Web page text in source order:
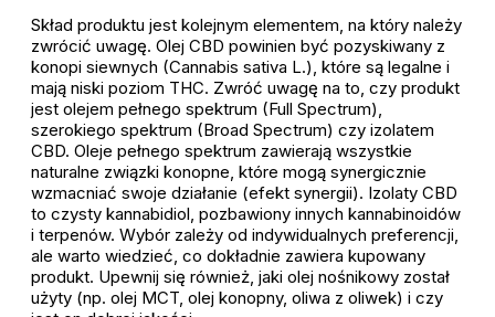
Skład produktu jest kolejnym elementem, na który należy
zwrócić uwagę. Olej CBD powinien być pozyskiwany z
konopi siewnych (Cannabis sativa L.), które są legalne i
mają niski poziom THC. Zwróć uwagę na to, czy produkt
jest olejem pełnego spektrum (Full Spectrum),
szerokiego spektrum (Broad Spectrum) czy izolatem
CBD. Oleje pełnego spektrum zawierają wszystkie
naturalne związki konopne, które mogą synergicznie
wzmacniać swoje działanie (efekt synergii). Izolaty CBD
to czysty kannabidiol, pozbawiony innych kannabinoidów
i terpenów. Wybór zależy od indywidualnych preferencji,
ale warto wiedzieć, co dokładnie zawiera kupowany
produkt. Upewnij się również, jaki olej nośnikowy został
użyty (np. olej MCT, olej konopny, oliwa z oliwek) i czy